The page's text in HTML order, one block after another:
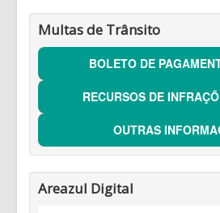
Multas de Trânsito
BOLETO DE
RECURSOS DE
OUTRAS
Areazul Digital